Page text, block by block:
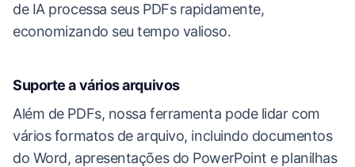
de IA processa seus PDFs rapidamente,
economizando seu tempo valioso.
Suporte a vários arquivos
Além de PDFs, nossa ferramenta pode lidar com
vários formatos de arquivo, incluindo documentos
do Word, apresentações do PowerPoint e planilhas